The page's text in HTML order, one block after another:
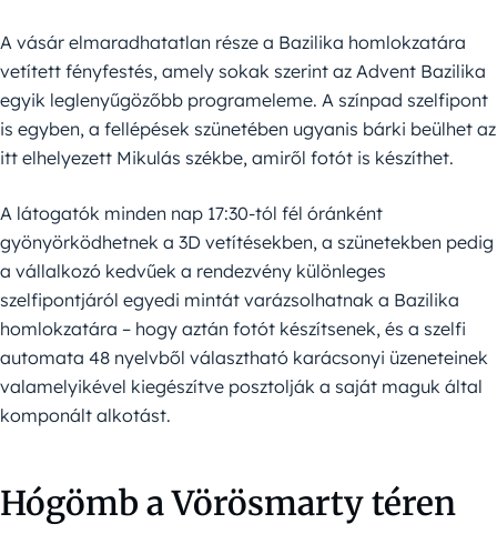
A vásár elmaradhatatlan része a Bazilika homlokzatára
vetített fényfestés, amely sokak szerint az Advent Bazilika
egyik leglenyűgözőbb programeleme. A színpad szelfipont
is egyben, a fellépések szünetében ugyanis bárki beülhet az
itt elhelyezett Mikulás székbe, amiről fotót is készíthet.
A látogatók minden nap 17:30-tól fél óránként
gyönyörködhetnek a 3D vetítésekben, a szünetekben pedig
a vállalkozó kedvűek a rendezvény különleges
szelfipontjáról egyedi mintát varázsolhatnak a Bazilika
homlokzatára – hogy aztán fotót készítsenek, és a szelfi
automata 48 nyelvből választható karácsonyi üzeneteinek
valamelyikével kiegészítve posztolják a saját maguk által
komponált alkotást.
Hógömb a Vörösmarty téren